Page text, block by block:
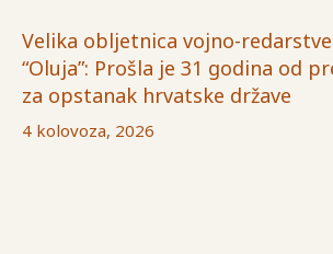
Velika obljetnica vojno-
“Oluja”: Prošla je 31 godina od
za opstanak hrvatske države
4 kolovoza, 2026